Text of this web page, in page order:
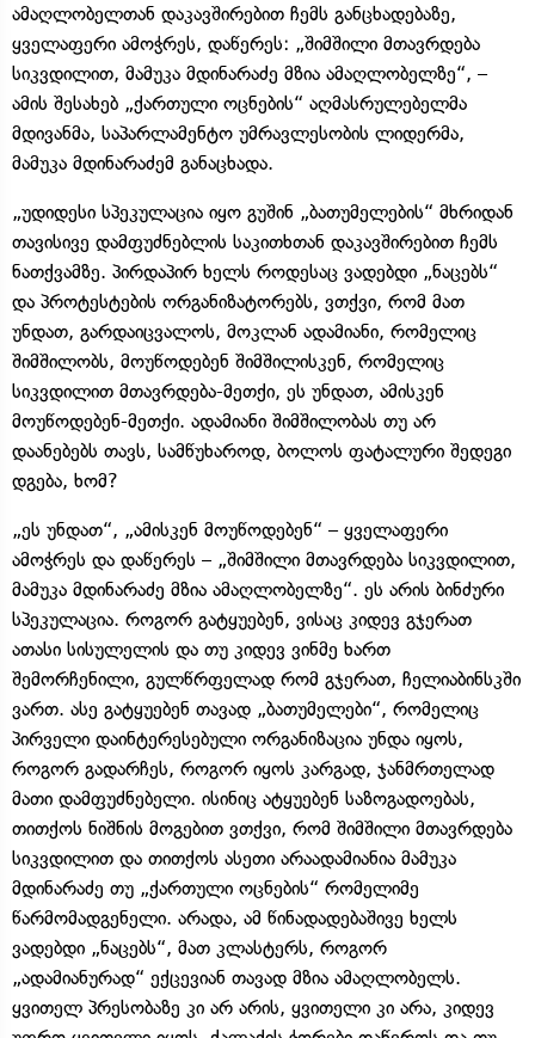
ამაღლობელთან დაკავშირებით ჩემს განცხადებაზე,
ყველაფერი ამოჭრეს, დაწერეს: „შიმშილი მთავრდება
სიკვდილით, მამუკა მდინარაძე მზია ამაღლობელზე“, –
ამის შესახებ „ქართული ოცნების“ აღმასრულებელმა
მდივანმა, საპარლამენტო უმრავლესობის ლიდერმა,
მამუკა მდინარაძემ განაცხადა.
„უდიდესი სპეკულაცია იყო გუშინ „ბათუმელების“ მხრიდან
თავისივე დამფუძნებლის საკითხთან დაკავშირებით ჩემს
ნათქვამზე. პირდაპირ ხელს როდესაც ვადებდი „ნაცებს“
და პროტესტების ორგანიზატორებს, ვთქვი, რომ მათ
უნდათ, გარდაიცვალოს, მოკლან ადამიანი, რომელიც
შიმშილობს, მოუწოდებენ შიმშილისკენ, რომელიც
სიკვდილით მთავრდება-მეთქი, ეს უნდათ, ამისკენ
მოუწოდებენ-მეთქი. ადამიანი შიმშილობას თუ არ
დაანებებს თავს, სამწუხაროდ, ბოლოს ფატალური შედეგი
დგება, ხომ?
„ეს უნდათ“, „ამისკენ მოუწოდებენ“ – ყველაფერი
ამოჭრეს და დაწერეს – „შიმშილი მთავრდება სიკვდილით,
მამუკა მდინარაძე მზია ამაღლობელზე“. ეს არის ბინძური
სპეკულაცია. როგორ გატყუებენ, ვისაც კიდევ გჯერათ
ათასი სისულელის და თუ კიდევ ვინმე ხართ
შემორჩენილი, გულწრფელად რომ გჯერათ, ჩელიაბინსკში
ვართ. ასე გატყუებენ თავად „ბათუმელები“, რომელიც
პირველი დაინტერესებული ორგანიზაცია უნდა იყოს,
როგორ გადარჩეს, როგორ იყოს კარგად, ჯანმრთელად
მათი დამფუძნებელი. ისინიც ატყუებენ საზოგადოებას,
თითქოს ნიშნის მოგებით ვთქვი, რომ შიმშილი მთავრდება
სიკვდილით და თითქოს ასეთი არაადამიანია მამუკა
მდინარაძე თუ „ქართული ოცნების“ რომელიმე
წარმომადგენელი. არადა, ამ წინადადებაშივე ხელს
ვადებდი „ნაცებს“, მათ კლასტერს, როგორ
„ადამიანურად“ ექცევიან თავად მზია ამაღლობელს.
ყვითელ პრესობაზე კი არ არის, ყვითელი კი არა, კიდევ